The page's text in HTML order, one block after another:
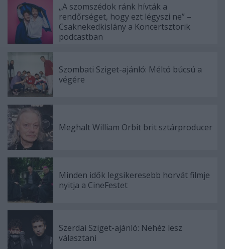
„A szomszédok ránk hívták a
rendőrséget, hogy ezt légyszi ne” –
Csaknekedkislány a Koncertsztorik
podcastban
Szombati Sziget-ajánló: Méltó búcsú a
végére
Meghalt William Orbit brit sztárproducer
Minden idők legsikeresebb horvát filmje
nyitja a CineFestet
Szerdai Sziget-ajánló: Nehéz lesz
választani